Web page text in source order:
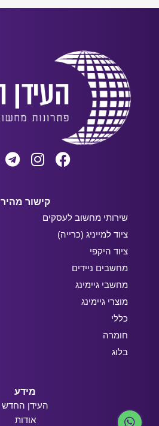
קישור מהיר
שירותי מחשוב לעסקים
ציוד למייניג (כרייה)
ציוד היקפי
מחשבים ניידים
מחשבי גיימינג
מוצרי גיימינג
כללי
חומרה
בלוג
מידע
העידן החדש
אודות